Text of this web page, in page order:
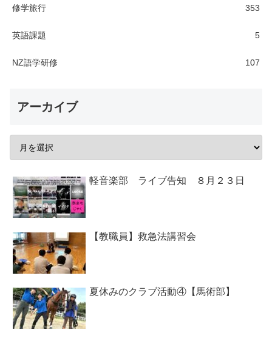
修学旅行 353
英語課題 5
NZ語学研修 107
アーカイブ
軽音楽部 ライブ告知 ８月２３日
【教職員】救急法講習会
夏休みのクラブ活動④【馬術部】